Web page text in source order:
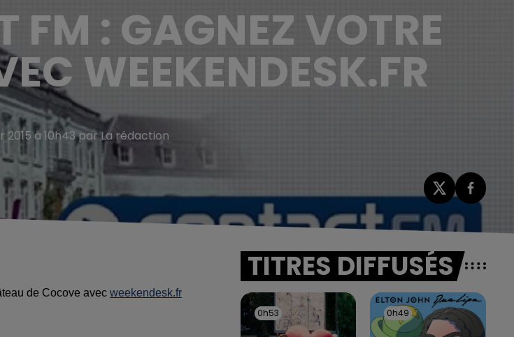
FM : GAGNEZ VOTRE
WEEKENDESK.FR
2015 à 10h43 par La rédaction
de Cocove avec weekendesk.fr
TITRES DIFFUSÉS
0h53
0h53 0h49
0h49